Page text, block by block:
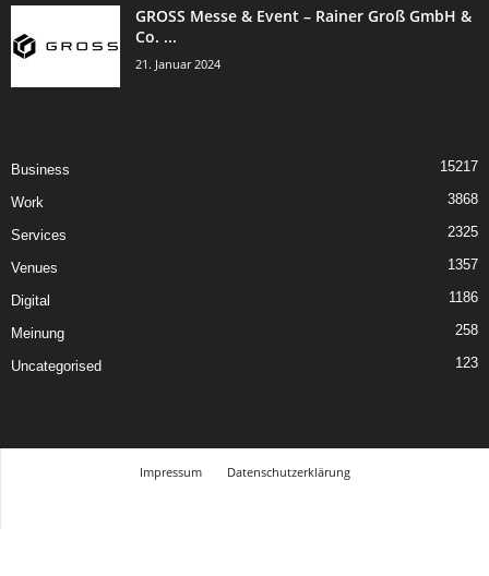
GROSS Messe & Event – Rainer Groß GmbH &
Co. ...
21. Januar 2024
Business 15217
Work 3868
Services 2325
Venues 1357
Digital 1186
Meinung 258
Uncategorised 123
Impressum
Datenschutzerklärung